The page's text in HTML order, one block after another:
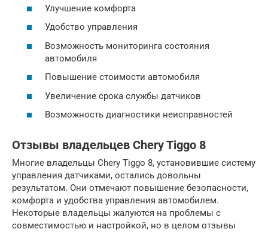
Улучшение комфорта
Удобство управления
Возможность мониторинга состояния
автомобиля
Повышение стоимости автомобиля
Увеличение срока службы датчиков
Возможность диагностики неисправностей
Отзывы владельцев Chery Tiggo 8
Многие владельцы Chery Tiggo 8, установившие систему
управления датчиками, остались довольны
результатом. Они отмечают повышение безопасности,
комфорта и удобства управления автомобилем.
Некоторые владельцы жалуются на проблемы с
совместимостью и настройкой, но в целом отзывы